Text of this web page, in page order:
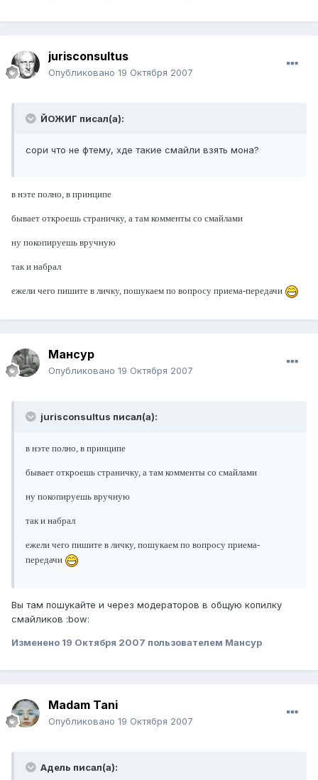
jurisconsultus
Опубликовано 19 Октября 2007
ЙОЖИГ писал(а):
сори что не фтему, хде такие смайли взять мона?
в нэте полно, в принципе
бывает откроешь страничку, а там комменты со смайлами
ну покопируешь вручную
так и набрал
ежели чего пишите в личку, пошукаем по вопросу приема-передачи
Мансур
Опубликовано 19 Октября 2007
jurisconsultus писал(а):
в нэте полно, в принципе
бывает откроешь страничку, а там комменты со смайлами
ну покопируешь вручную
так и набрал
ежели чего пишите в личку, пошукаем по вопросу приема-
передачи
Вы там пошукайте и через модераторов в общую копилку
смайликов :bow:
Изменено 19 Октября 2007 пользователем Мансур
Madam Tani
Опубликовано 19 Октября 2007
Адель писал(а):